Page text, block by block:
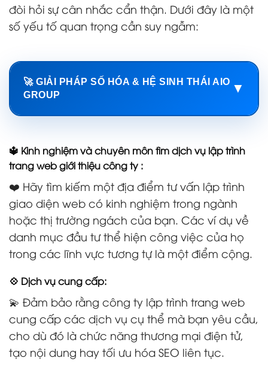
đòi hỏi sự cân nhắc cẩn thận. Dưới đây là một
số yếu tố quan trọng cần suy ngẫm:
🚀 GIẢI PHÁP SỐ HÓA & HỆ SINH THÁI AIO
GROUP
▼
🔱 Kinh nghiệm và chuyên môn tìm dịch vụ lập trình
trang web giới thiệu công ty :
❤️ Hãy tìm kiếm một địa điểm tư vấn lập trình
giao diện web có kinh nghiệm trong ngành
hoặc thị trường ngách của bạn. Các ví dụ về
danh mục đầu tư thể hiện công việc của họ
trong các lĩnh vực tương tự là một điểm cộng.
💠 Dịch vụ cung cấp:
💫 Đảm bảo rằng công ty lập trình trang web
cung cấp các dịch vụ cụ thể mà bạn yêu cầu,
cho dù đó là chức năng thương mại điện tử,
tạo nội dung hay tối ưu hóa SEO liên tục.